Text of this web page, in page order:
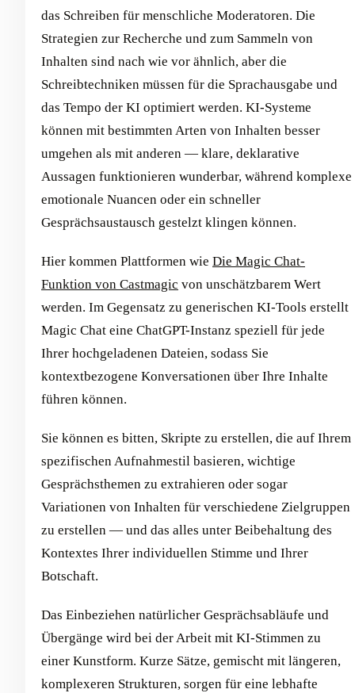
das Schreiben für menschliche Moderatoren. Die
Strategien zur Recherche und zum Sammeln von
Inhalten sind nach wie vor ähnlich, aber die
Schreibtechniken müssen für die Sprachausgabe und
das Tempo der KI optimiert werden. KI-Systeme
können mit bestimmten Arten von Inhalten besser
umgehen als mit anderen — klare, deklarative
Aussagen funktionieren wunderbar, während komplexe
emotionale Nuancen oder ein schneller
Gesprächsaustausch gestelzt klingen können.
Hier kommen Plattformen wie Die Magic Chat-
Funktion von Castmagic von unschätzbarem Wert
werden. Im Gegensatz zu generischen KI-Tools erstellt
Magic Chat eine ChatGPT-Instanz speziell für jede
Ihrer hochgeladenen Dateien, sodass Sie
kontextbezogene Konversationen über Ihre Inhalte
führen können.
Sie können es bitten, Skripte zu erstellen, die auf Ihrem
spezifischen Aufnahmestil basieren, wichtige
Gesprächsthemen zu extrahieren oder sogar
Variationen von Inhalten für verschiedene Zielgruppen
zu erstellen — und das alles unter Beibehaltung des
Kontextes Ihrer individuellen Stimme und Ihrer
Botschaft.
Das Einbeziehen natürlicher Gesprächsabläufe und
Übergänge wird bei der Arbeit mit KI-Stimmen zu
einer Kunstform. Kurze Sätze, gemischt mit längeren,
komplexeren Strukturen, sorgen für eine lebhafte